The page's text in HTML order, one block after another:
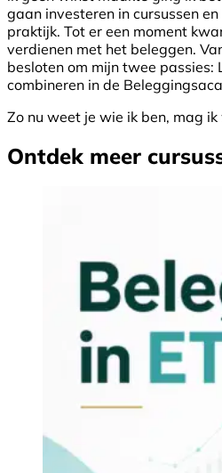
gaan investeren in cursussen
praktijk. Tot er een moment
verdienen met het beleggen.
besloten om mijn twee passies:
combineren in de
Zo nu weet je wie ik ben, mag
Ontdek meer